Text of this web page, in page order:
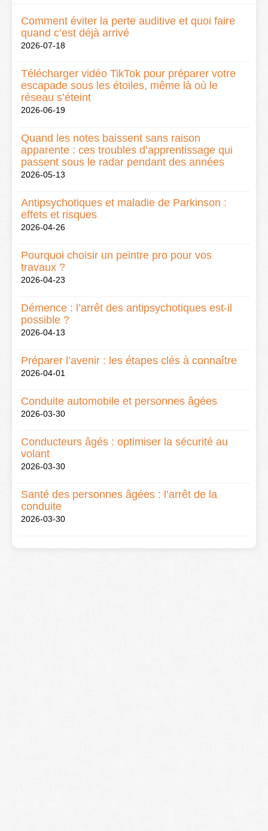
Comment éviter la perte auditive et quoi faire
quand c’est déjà arrivé
2026-07-18
Télécharger vidéo TikTok pour préparer votre
escapade sous les étoiles, même là où le
réseau s’éteint
2026-06-19
Quand les notes baissent sans raison
apparente : ces troubles d’apprentissage qui
passent sous le radar pendant des années
2026-05-13
Antipsychotiques et maladie de Parkinson :
effets et risques
2026-04-26
Pourquoi choisir un peintre pro pour vos
travaux ?
2026-04-23
Démence : l’arrêt des antipsychotiques est-il
possible ?
2026-04-13
Préparer l’avenir : les étapes clés à connaître
2026-04-01
Conduite automobile et personnes âgées
2026-03-30
Conducteurs âgés : optimiser la sécurité au
volant
2026-03-30
Santé des personnes âgées : l’arrêt de la
conduite
2026-03-30